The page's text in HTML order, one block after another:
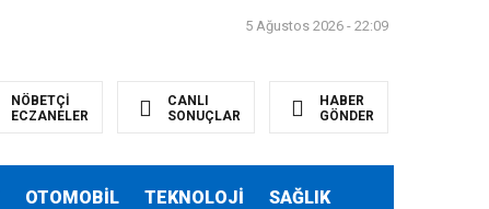
5 Ağustos 2026 - 22:09
NÖBETÇİ
ECZANELER
CANLI
SONUÇLAR
HABER
GÖNDER
OTOMOBİL TEKNOLOJİ SAĞLIK